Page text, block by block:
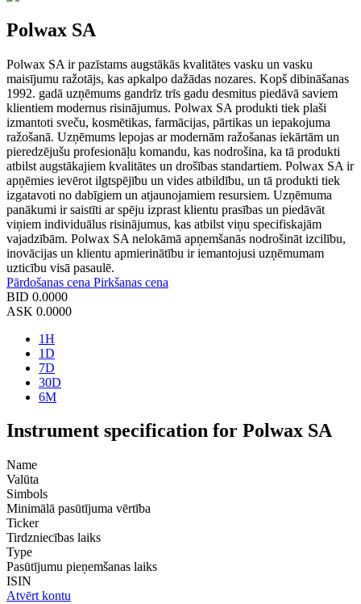
Polwax SA
Polwax SA ir pazīstams augstākās kvalitātes vasku un vasku
maisījumu ražotājs, kas apkalpo dažādas nozares. Kopš dibināšanas
1992. gadā uzņēmums gandrīz trīs gadu desmitus piedāvā saviem
klientiem modernus risinājumus. Polwax SA produkti tiek plaši
izmantoti sveču, kosmētikas, farmācijas, pārtikas un iepakojuma
ražošanā. Uzņēmums lepojas ar modernām ražošanas iekārtām un
pieredzējušu profesionāļu komandu, kas nodrošina, ka tā produkti
atbilst augstākajiem kvalitātes un drošības standartiem. Polwax SA ir
apņēmies ievērot ilgtspējību un vides atbildību, un tā produkti tiek
izgatavoti no dabīgiem un atjaunojamiem resursiem. Uzņēmuma
panākumi ir saistīti ar spēju izprast klientu prasības un piedāvāt
viņiem individuālus risinājumus, kas atbilst viņu specifiskajām
vajadzībām. Polwax SA nelokāmā apņemšanās nodrošināt izcilību,
inovācijas un klientu apmierinātību ir iemantojusi uzņēmumam
uzticību visā pasaulē.
Pārdošanas cena Pirkšanas cena
BID 0.0000
ASK 0.0000
1H
1D
7D
30D
6M
Instrument specification for Polwax SA
Name
Valūta
Simbols
Minimālā pasūtījuma vērtība
Ticker
Tirdzniecības laiks
Type
Pasūtījumu pieņemšanas laiks
ISIN
Atvērt kontu